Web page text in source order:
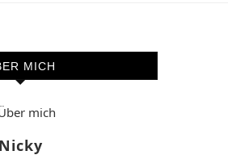
MICH
Nicky